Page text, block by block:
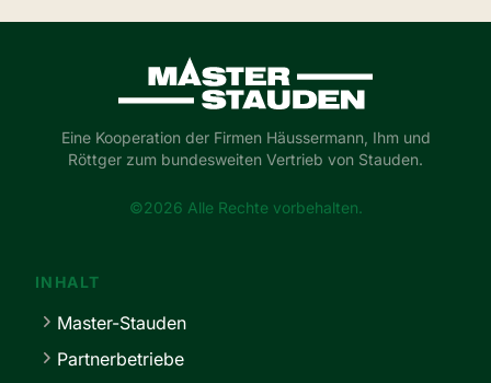
Master-Stauden
Eine Kooperation der Firmen Häussermann, Ihm und
Röttger zum bundesweiten Vertrieb von Stauden.
©2026 Alle Rechte vorbehalten.
INHALT
Master-Stauden
Partnerbetriebe